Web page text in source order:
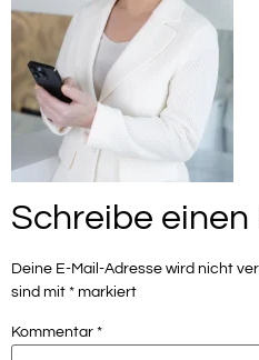
Schreibe
Deine E-Mail-Adresse wird nicht
sind mit * markiert
Kommentar *